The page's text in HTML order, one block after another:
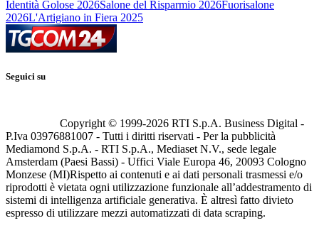
Identità Golose 2026Salone del Risparmio 2026Fuorisalone
2026L'Artigiano in Fiera 2025
Seguici su
Copyright © 1999-2026 RTI S.p.A. Business Digital -
P.Iva 03976881007 - Tutti i diritti riservati - Per la pubblicità
Mediamond S.p.A. - RTI S.p.A., Mediaset N.V., sede legale
Amsterdam (Paesi Bassi) - Uffici Viale Europa 46, 20093 Cologno
Monzese (MI)Rispetto ai contenuti e ai dati personali trasmessi e/o
riprodotti è vietata ogni utilizzazione funzionale all’addestramento di
sistemi di intelligenza artificiale generativa. È altresì fatto divieto
espresso di utilizzare mezzi automatizzati di data scraping.